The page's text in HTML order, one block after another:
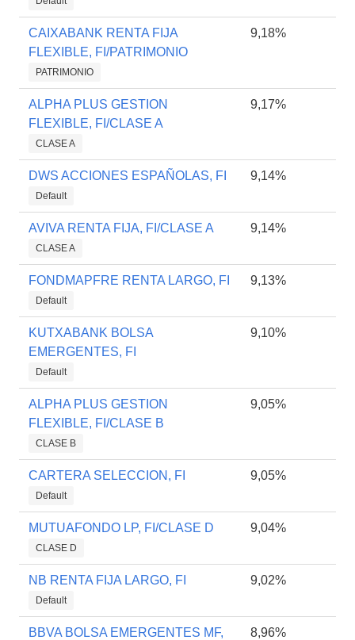
CAIXABANK RENTA FIJA
FLEXIBLE, FI/PATRIMONIO
PATRIMONIO
9,18%
ALPHA PLUS GESTION
FLEXIBLE, FI/CLASE A
CLASE A
9,17%
DWS ACCIONES ESPAÑOLAS, FI
Default
9,14%
AVIVA RENTA FIJA, FI/CLASE A
CLASE A
9,14%
FONDMAPFRE RENTA LARGO, FI
Default
9,13%
KUTXABANK BOLSA
EMERGENTES, FI
Default
9,10%
ALPHA PLUS GESTION
FLEXIBLE, FI/CLASE B
CLASE B
9,05%
CARTERA SELECCION, FI
Default
9,05%
MUTUAFONDO LP, FI/CLASE D
CLASE D
9,04%
NB RENTA FIJA LARGO, FI
Default
9,02%
BBVA BOLSA EMERGENTES MF,
8,96%